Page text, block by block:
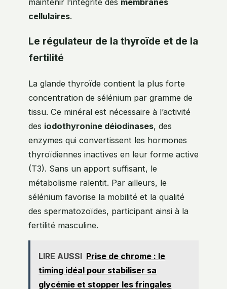
maintenir l’intégrité des membranes
cellulaires.
Le régulateur de la thyroïde et de la
fertilité
La glande thyroïde contient la plus forte
concentration de sélénium par gramme de
tissu. Ce minéral est nécessaire à l’activité
des iodothyronine déiodinases, des
enzymes qui convertissent les hormones
thyroïdiennes inactives en leur forme active
(T3). Sans un apport suffisant, le
métabolisme ralentit. Par ailleurs, le
sélénium favorise la mobilité et la qualité
des spermatozoïdes, participant ainsi à la
fertilité masculine.
LIRE AUSSI Prise de chrome : le
timing idéal pour stabiliser sa
glycémie et stopper les fringales